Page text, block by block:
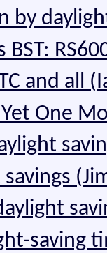
by
and all
Yet One
saving